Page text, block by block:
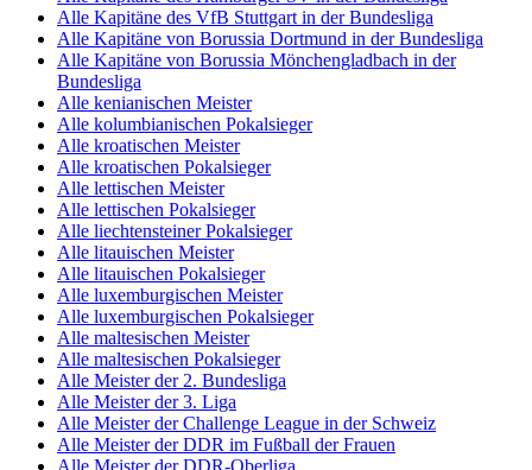
Alle Kapitäne des VfB Stuttgart in der Bundesliga
Alle Kapitäne von Borussia Dortmund in der Bundesliga
Alle Kapitäne von Borussia Mönchengladbach in der
Bundesliga
Alle kenianischen Meister
Alle kolumbianischen Pokalsieger
Alle kroatischen Meister
Alle kroatischen Pokalsieger
Alle lettischen Meister
Alle lettischen Pokalsieger
Alle liechtensteiner Pokalsieger
Alle litauischen Meister
Alle litauischen Pokalsieger
Alle luxemburgischen Meister
Alle luxemburgischen Pokalsieger
Alle maltesischen Meister
Alle maltesischen Pokalsieger
Alle Meister der 2. Bundesliga
Alle Meister der 3. Liga
Alle Meister der Challenge League in der Schweiz
Alle Meister der DDR im Fußball der Frauen
Alle Meister der DDR-Oberliga